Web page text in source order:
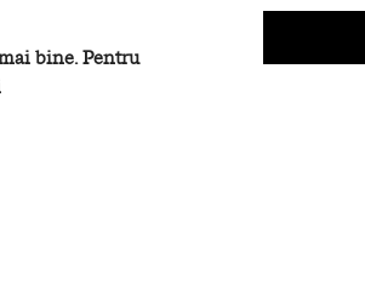
bine. Pentru